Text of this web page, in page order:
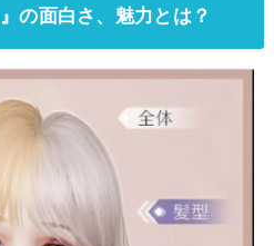
の面白さ、魅力とは？